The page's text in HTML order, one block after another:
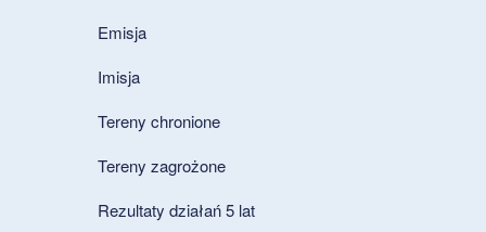
Emisja
Imisja
Tereny chronione
Tereny zagrożone
Rezultaty działań 5 lat